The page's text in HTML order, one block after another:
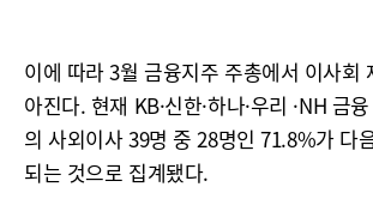
이에 따라 3월 금융지주 주총에서 이사회
아진다. 현재 KB·신한·하나·우리 ·NH 금
의 사외이사 39명 중 28명인 71.8%가 다
되는 것으로 집계됐다.